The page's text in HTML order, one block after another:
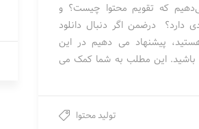
که تقویم محتوا چیست؟ و
دارد؟ درضمن اگر دنبال دانلود
پیشنهاد می دهیم در این
باشید. این مطلب به شما کمک می
تولید محتوا